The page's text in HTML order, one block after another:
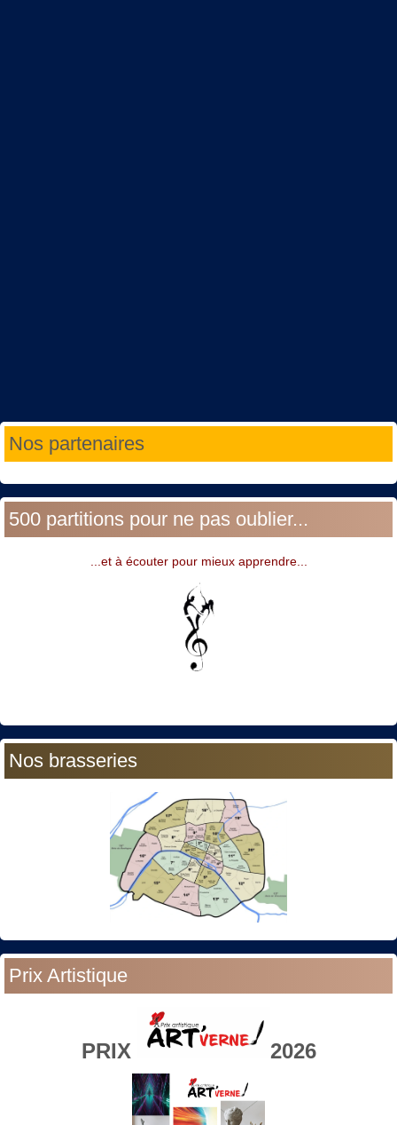
Nos partenaires
500 partitions pour ne pas oublier...
...et à écouter pour mieux apprendre...
Nos brasseries
Prix Artistique
PRIX 2026
Année
précédente
Mois
précédent
Année
suivante
Mois
suivant